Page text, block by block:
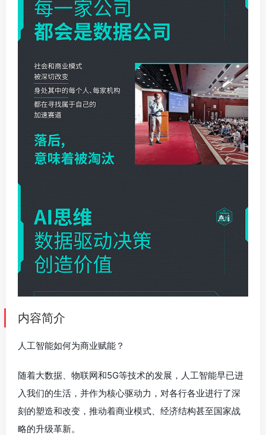
内容简介
人工智能如何为商业赋能？
随着大数据、物联网和5G等技术的发展，人工智能早已进
入我们的生活，并作为核心驱动力，对各行各业进行了深
刻的塑造和改变，推动着商业模式、经济结构甚至国家战
略的升级革新。